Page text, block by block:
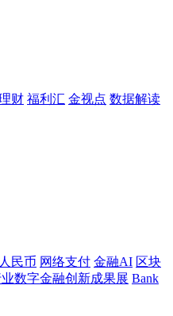
财 福利汇 金视点 数据解读
民币 网络支付 金融AI 区块
数字金融创新成果展 Bank